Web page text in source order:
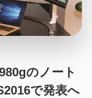
Android コラム
周辺機器
のノート
で発表へ